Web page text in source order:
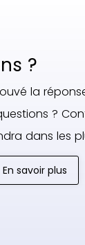
?
la
?
dans les
En savoir plus